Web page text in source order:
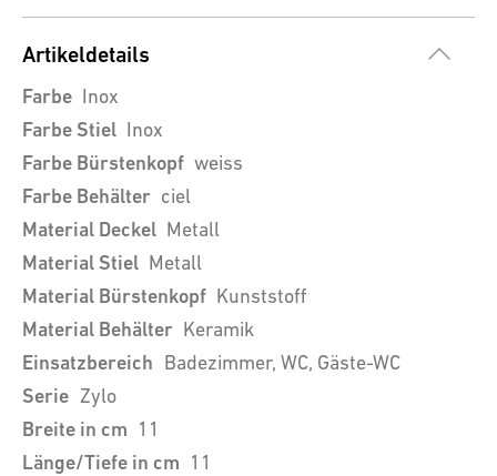
Artikeldetails
Farbe Inox
Farbe Stiel Inox
Farbe Bürstenkopf weiss
Farbe Behälter ciel
Material Deckel Metall
Material Stiel Metall
Material Bürstenkopf Kunststoff
Material Behälter Keramik
Einsatzbereich Badezimmer, WC, Gäste-WC
Serie Zylo
Breite in cm 11
Länge/Tiefe in cm 11